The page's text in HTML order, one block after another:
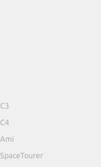
C3
C4
Ami
SpaceTourer